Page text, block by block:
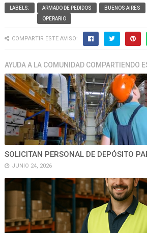
LABELS: ARMADO DE PEDIDOS BUENOS AIRES
OPERARIO
COMPARTIR ESTE AVISO:
AYUDA A LA COMUNIDAD COMPARTIENDO
SOLICITAN PERSONAL DE DEPÓSITO
JUNIO 24, 2026